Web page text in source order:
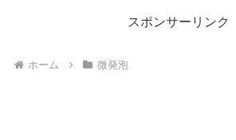
スポンサーリンク
ホーム 微発泡